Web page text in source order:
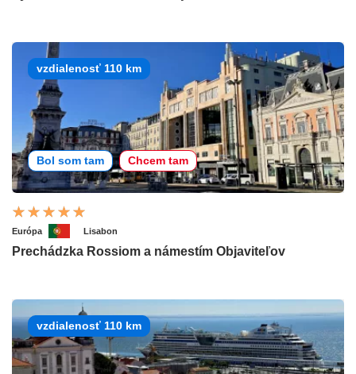
vzdialenosť 110 km
Bol som tam Chcem tam
Európa Lisabon
Prechádzka Rossiom a námestím Objaviteľov
vzdialenosť 110 km